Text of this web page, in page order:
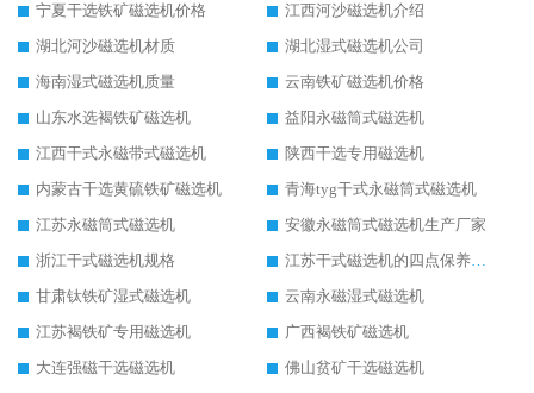
宁夏干选铁矿磁选机价格
江西河沙磁选机介绍
湖北河沙磁选机材质
湖北湿式磁选机公司
海南湿式磁选机质量
云南铁矿磁选机价格
山东水选褐铁矿磁选机
益阳永磁筒式磁选机
江西干式永磁带式磁选机
陕西干选专用磁选机
内蒙古干选黄硫铁矿磁选机
青海tyg干式永磁筒式磁选机
江苏永磁筒式磁选机
安徽永磁筒式磁选机生产厂家
浙江干式磁选机规格
江苏干式磁选机的四点保养秘籍
甘肃钛铁矿湿式磁选机
云南永磁湿式磁选机
江苏褐铁矿专用磁选机
广西褐铁矿磁选机
大连强磁干选磁选机
佛山贫矿干选磁选机